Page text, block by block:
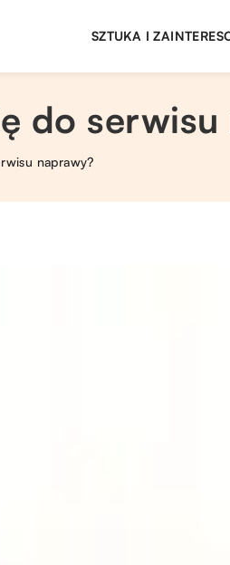
SZTUKA I
do serwisu
naprawy?